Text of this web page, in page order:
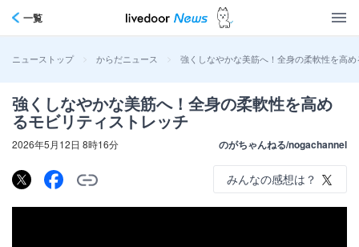
一覧
ニューストップ > からだニュース > 強くしなやかな美筋へ！全身の柔軟性を高
強くしなやかな美筋へ！全身の柔軟性を高め
るモビリティストレッチ
2026年5月12日 8時16分 のがちゃんねる/nogachannel
みんなの感想は？